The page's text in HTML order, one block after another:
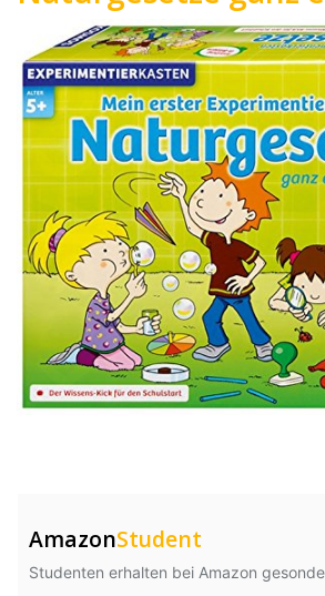
AmazonStudent
Studenten erhalten bei Amazon